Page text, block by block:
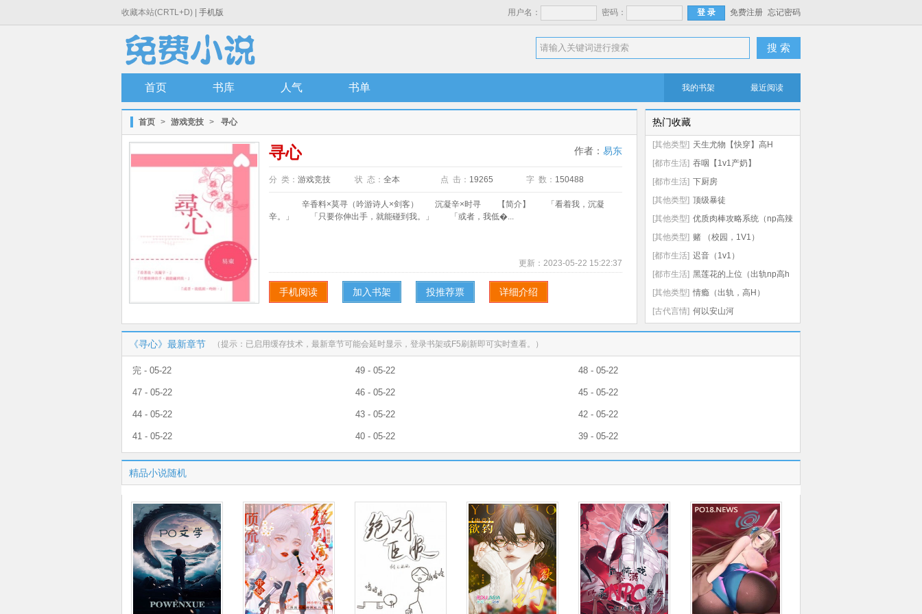
收藏本站(CRTL+D) | 手机版 用户名： 密码： 免费注册 忘记密码
搜 索
首页 书库 人气 书单 我的书架 最近阅读
首页 > 游戏竞技 > 寻心
寻心 作者： 易东
分 类： 游戏竞技 状 态： 全本 点 击： 19265 字 数： 150488
辛香料×莫寻（吟游诗人×剑客） 沉凝辛×时寻 【简介】 「看着我，沉凝
辛。」 「只要你伸出手，就能碰到我。」 「或者，我低�...
更新： 2023-05-22 15:22:37
手机阅读 加入书架 投推荐票 详细介绍
热门收藏
[其他类型] 天生尤物【快穿】高H
[都市生活] 吞咽【1v1产奶】
[都市生活] 下厨房
[其他类型] 顶级暴徒
[其他类型] 优质肉棒攻略系统（np高辣
文）
[其他类型] 赌 （校园，1V1）
[都市生活] 迟音（1v1）
[都市生活] 黑莲花的上位（出轨np高h
虐男）
[其他类型] 情瘾（出轨，高H）
[古代言情] 何以安山河
《寻心》最新章节 （提示：已启用缓存技术，最新章节可能会延时显示，登录书架或F5刷新即可实时查看。）
完 - 05-22 49 - 05-22 48 - 05-22
47 - 05-22 46 - 05-22 45 - 05-22
44 - 05-22 43 - 05-22 42 - 05-22
41 - 05-22 40 - 05-22 39 - 05-22
精品小说随机